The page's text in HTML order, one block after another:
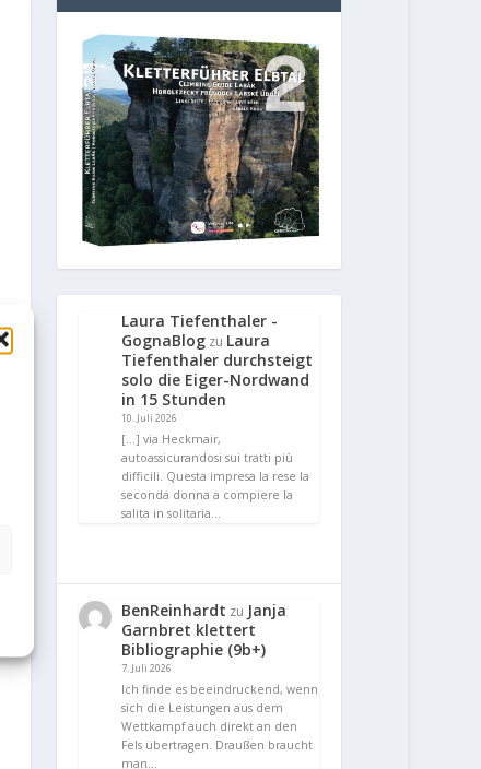
Laura Tiefenthaler -
GognaBlog zu Laura
Tiefenthaler durchsteigt
solo die Eiger-Nordwand
in 15 Stunden
10. Juli 2026
[…] via Heckmair,
autoassicurandosi sui tratti più
difficili. Questa impresa la rese la
seconda donna a compiere la
salita in solitaria…
BenReinhardt zu Janja
Garnbret klettert
Bibliographie (9b+)
7. Juli 2026
Ich finde es beeindruckend, wenn
sich die Leistungen aus dem
Wettkampf auch direkt an den
Fels übertragen. Draußen braucht
man…